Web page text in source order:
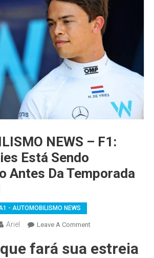
NEWS – F1:
Está Sendo
Antes Da Temporada
- AUTOMOBILISMO NEWS
Ariel Leave A CommentOn
NEWS
fará sua estreia